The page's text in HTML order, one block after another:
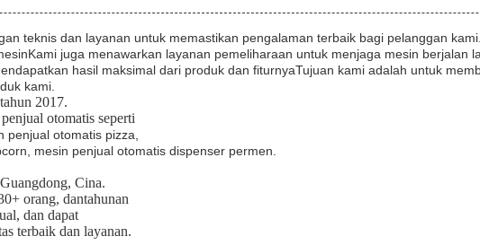
teknis dan layanan untuk memastikan pengalaman terbaik bagi pelanggan
juga menawarkan layanan pemeliharaan untuk menjaga mesin berjalan
hasil maksimal dari produk dan fiturnyaTujuan kami adalah untuk
kami.
2017.
otomatis seperti
otomatis pizza,
mesin penjual otomatis dispenser permen.
Cina.
orang, dantahunan
dan dapat
terbaik dan layanan.